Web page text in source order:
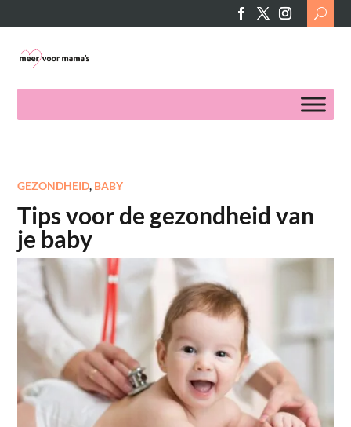
Search
for:
GEZONDHEID, BABY
Tips voor de gezondheid van
je baby